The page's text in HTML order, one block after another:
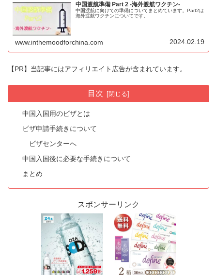
中国渡航準備 Part 2 -海外渡航ワクチン-
中国渡航に向けての準備についてまとめています。Part2は
海外渡航ワクチンについてです。
www.inthemoodforchina.com 2024.02.19
【PR】当記事にはアフィリエイト広告が含まれています。
目次
中国入国用のビザとは
ビザ申請手続きについて
ビザセンターへ
中国入国後に必要な手続きについて
まとめ
スポンサーリンク